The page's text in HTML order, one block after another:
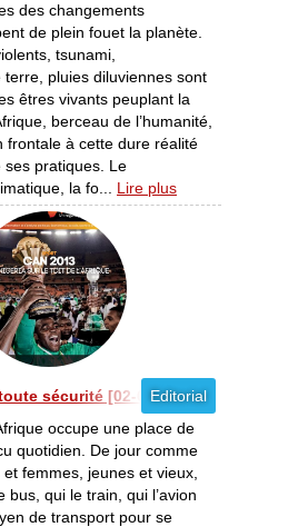
des changements
de plein fouet la planète.
tsunami,
pluies diluviennes sont
êtres vivants peuplant la
berceau de l’humanité,
frontale à cette dure réalité
ses pratiques. Le
la fo... Lire plus
Editorial
sécurité [02-03/2013]
occupe une place de
quotidien. De jour comme
femmes, jeunes et vieux,
bus, qui le train, qui l’avion
de transport pour se